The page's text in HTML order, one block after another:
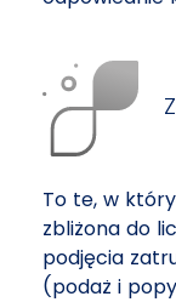
To te, w
zbliżona do
podjęcia
(podaż i